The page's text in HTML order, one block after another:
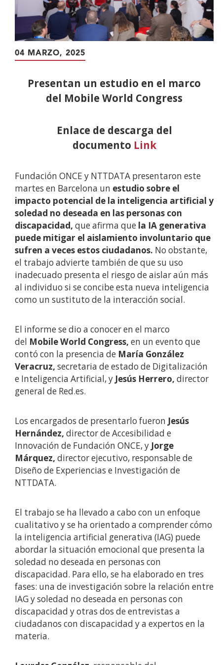
04 MARZO, 2025
Presentan un estudio en el marco
del Mobile World Congress
Enlace de descarga del
documento Link
Fundación ONCE y NTTDATA presentaron este
martes en Barcelona un estudio sobre el
impacto potencial de la inteligencia artificial y
soledad no deseada en las personas con
discapacidad, que afirma que la IA generativa
puede mitigar el aislamiento involuntario que
sufren a veces estos ciudadanos. No obstante,
el trabajo advierte también de que su uso
inadecuado presenta el riesgo de aislar aún más
al individuo si se concibe esta nueva inteligencia
como un sustituto de la interacción social.
El informe se dio a conocer en el marco
del Mobile World Congress, en un evento que
contó con la presencia de María González
Veracruz, secretaria de estado de Digitalización
e Inteligencia Artificial, y Jesús Herrero, director
general de Red.es.
Los encargados de presentarlo fueron Jesús
Hernández, director de Accesibilidad e
Innovación de Fundación ONCE, y Jorge
Márquez, director ejecutivo, responsable de
Diseño de Experiencias e Investigación de
NTTDATA.
El trabajo se ha llevado a cabo con un enfoque
cualitativo y se ha orientado a comprender cómo
la inteligencia artificial generativa (IAG) puede
abordar la situación emocional que presenta la
soledad no deseada en personas con
discapacidad. Para ello, se ha elaborado en tres
fases: una de investigación sobre la relación entre
IAG y soledad no deseada en personas con
discapacidad y otras dos de entrevistas a
ciudadanos con discapacidad y a expertos en la
materia.